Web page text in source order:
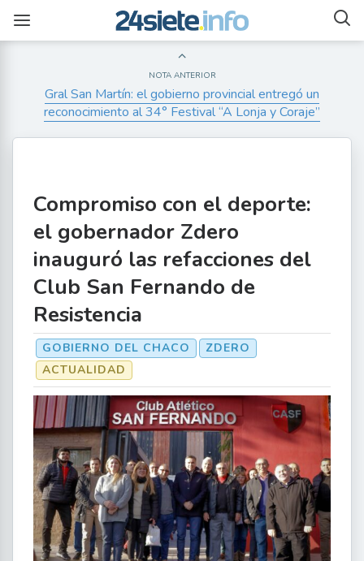
NOTA ANTERIOR
Gral San Martín: el gobierno provincial entregó un
reconocimiento al 34° Festival “A Lonja y Coraje”
Compromiso con el deporte:
el gobernador Zdero
inauguró las refacciones del
Club San Fernando de
Resistencia
GOBIERNO DEL CHACO
ZDERO
ACTUALIDAD